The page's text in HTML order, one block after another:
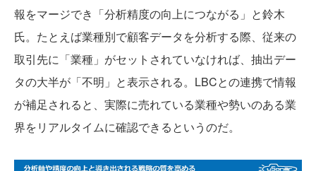
報をマージでき「分析精度の向上につながる」と鈴木
氏。たとえば業種別で顧客データを分析する際、従来の
取引先に「業種」がセットされていなければ、抽出デー
タの大半が「不明」と表示される。LBCとの連携で情報
が補足されると、実際に売れている業種や勢いのある業
界をリアルタイムに確認できるというのだ。